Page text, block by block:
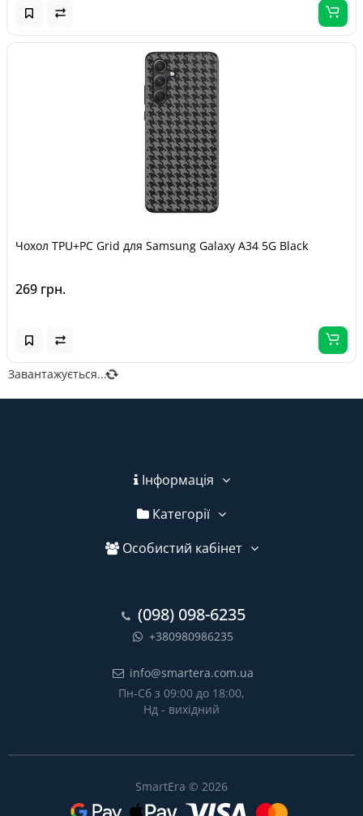
Чохол TPU+PC Grid для Samsung Galaxy A34 5G Black
269 грн.
Завантажується...
Інформація
Категорії
Особистий кабінет
(098) 098-6235
+380980986235
info@smartera.com.ua
Пн-Сб з 09:00 до 18:00,
Нд - вихідний
SmartEra © 2026